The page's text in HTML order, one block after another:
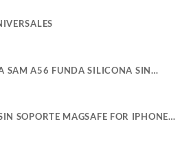
SAM A56 FUNDA SILICONA SIN
SAMSUNG
SOPORTE MAGSAFE FOR IPHONE
MAGSAFE